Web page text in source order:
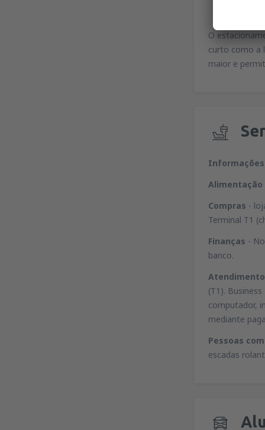
O
curto como a
maior e
Informações
Alimentação
Compras -
Terminal T1
Finanças -
banco.
(T1).
computador,
mediante
Pessoas
escadas